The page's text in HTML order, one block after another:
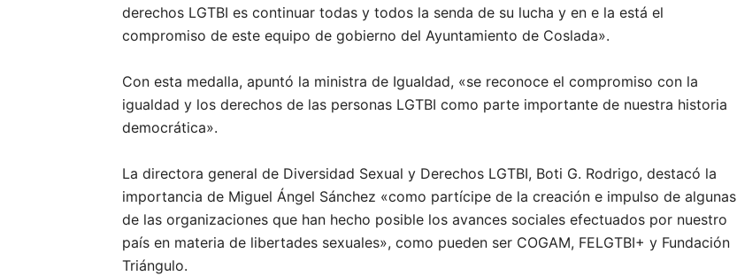
derechos LGTBI es continuar todas y todos la senda de su lucha y en e la está el
compromiso de este equipo de gobierno del Ayuntamiento de Coslada».
Con esta medalla, apuntó la ministra de Igualdad, «se reconoce el compromiso con la
igualdad y los derechos de las personas LGTBI como parte importante de nuestra historia
democrática».
La directora general de Diversidad Sexual y Derechos LGTBI, Boti G. Rodrigo, destacó la
importancia de Miguel Ángel Sánchez «como partícipe de la creación e impulso de algunas
de las organizaciones que han hecho posible los avances sociales efectuados por nuestro
país en materia de libertades sexuales», como pueden ser COGAM, FELGTBI+ y Fundación
Triángulo.